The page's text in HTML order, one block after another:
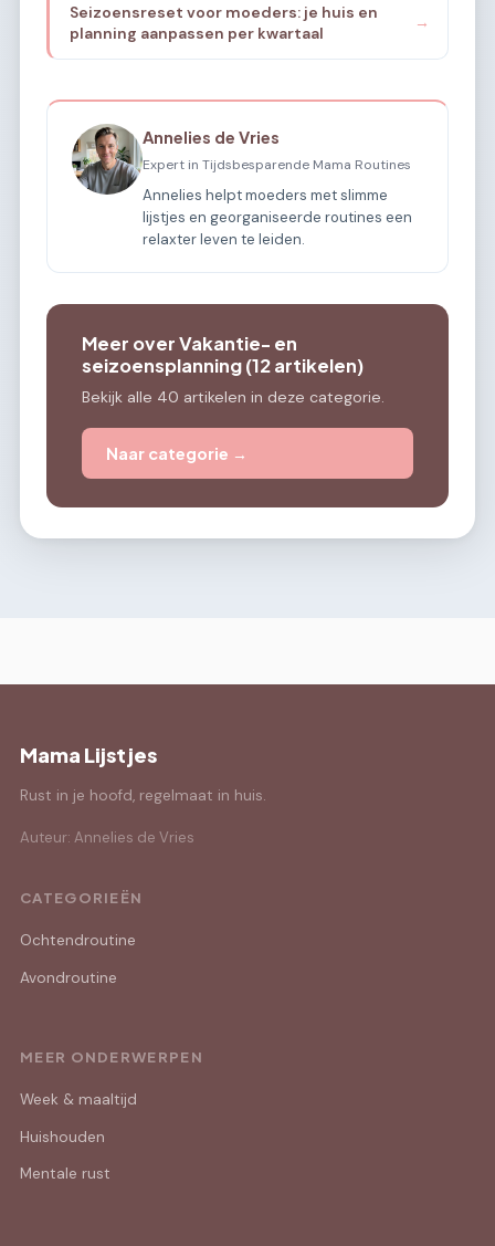
Seizoensreset voor moeders: je huis en
planning aanpassen per kwartaal
→
Annelies de Vries
Expert in Tijdsbesparende Mama Routines
Annelies helpt moeders met slimme
lijstjes en georganiseerde routines een
relaxter leven te leiden.
Meer over Vakantie- en
seizoensplanning (12 artikelen)
Bekijk alle 40 artikelen in deze categorie.
Naar categorie →
Mama Lijstjes
Rust in je hoofd, regelmaat in huis.
Auteur: Annelies de Vries
CATEGORIEËN
Ochtendroutine
Avondroutine
MEER ONDERWERPEN
Week & maaltijd
Huishouden
Mentale rust